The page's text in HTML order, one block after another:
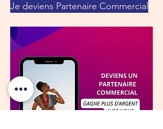
Je deviens Partenaire Commercial